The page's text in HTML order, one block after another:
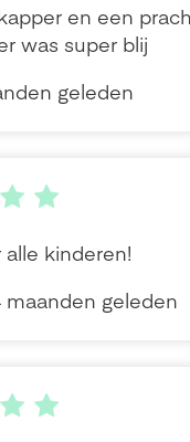
en een
was super blij
geleden
kinderen!
maanden geleden